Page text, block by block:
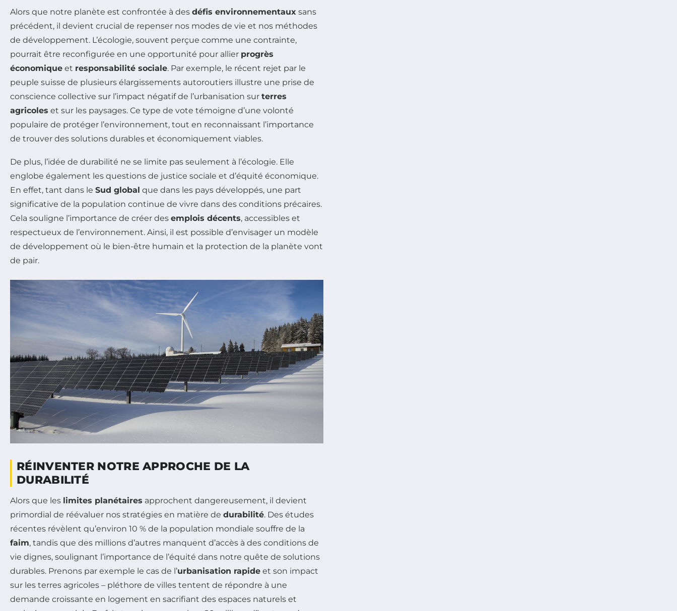
Alors que notre planète est confrontée à des défis environnementaux sans
précédent, il devient crucial de repenser nos modes de vie et nos méthodes
de développement. L’écologie, souvent perçue comme une contrainte,
pourrait être reconfigurée en une opportunité pour allier progrès
économique et responsabilité sociale. Par exemple, le récent rejet par le
peuple suisse de plusieurs élargissements autoroutiers illustre une prise de
conscience collective sur l’impact négatif de l’urbanisation sur terres
agricoles et sur les paysages. Ce type de vote témoigne d’une volonté
populaire de protéger l’environnement, tout en reconnaissant l’importance
de trouver des solutions durables et économiquement viables.
De plus, l’idée de durabilité ne se limite pas seulement à l’écologie. Elle
englobe également les questions de justice sociale et d’équité économique.
En effet, tant dans le Sud global que dans les pays développés, une part
significative de la population continue de vivre dans des conditions précaires.
Cela souligne l’importance de créer des emplois décents, accessibles et
respectueux de l’environnement. Ainsi, il est possible d’envisager un modèle
de développement où le bien-être humain et la protection de la planète vont
de pair.
RÉINVENTER NOTRE APPROCHE DE LA
DURABILITÉ
Alors que les limites planétaires approchent dangereusement, il devient
primordial de réévaluer nos stratégies en matière de durabilité. Des études
récentes révèlent qu’environ 10 % de la population mondiale souffre de la
faim, tandis que des millions d’autres manquent d’accès à des conditions de
vie dignes, soulignant l’importance de l’équité dans notre quête de solutions
durables. Prenons par exemple le cas de l’urbanisation rapide et son impact
sur les terres agricoles – pléthore de villes tentent de répondre à une
demande croissante en logement en sacrifiant des espaces naturels et